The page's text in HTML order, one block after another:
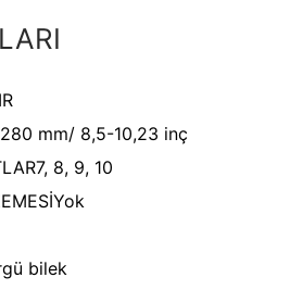
mm/ 8,5-10,23 inç
7, 8, 9, 10
Yok
bilek